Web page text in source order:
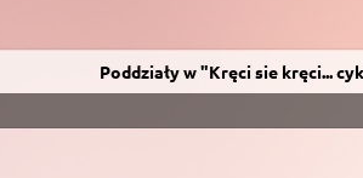
Poddziały w "Kręci sie kręci...